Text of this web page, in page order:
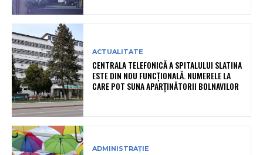
ACTUALITATE
CENTRALA TELEFONICĂ A SPITALULUI SLATINA
ESTE DIN NOU FUNCȚIONALĂ. NUMERELE LA
CARE POT SUNA APARȚINĂTORII BOLNAVILOR
ADMINISTRAȚIE